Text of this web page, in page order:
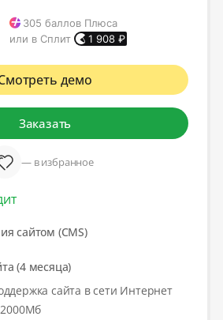
305 баллов Плюса
или в Сплит
1 908 ₽
демо
Заказать
— в избранное
сайтом (CMS)
(4 месяца)
сайта в сети Интернет